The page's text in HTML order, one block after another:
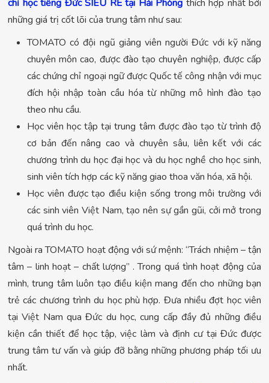
chỉ học tiếng Đức SIÊU RẺ tại Hải Phòng thích hợp nhất bởi
những giá trị cốt lõi của trung tâm như sau:
TOMATO có đội ngũ giảng viên người Đức với kỹ năng
chuyên môn cao, được đào tạo chuyên nghiệp, được cấp
các chứng chỉ ngoại ngữ được Quốc tế công nhận với mục
đích hội nhập toàn cầu hóa từ những mô hình đào tạo
theo nhu cầu.
Học viên học tập tại trung tâm được đào tạo từ trình độ
cơ bản đến nâng cao và chuyên sâu, liên kết với các
chương trình du học đại học và du học nghề cho học sinh,
sinh viên tích hợp các kỹ năng giao thoa văn hóa, xã hội.
Học viên được tạo điều kiện sống trong môi trường với
các sinh viên Việt Nam, tạo nên sự gần gũi, cởi mở trong
quá trình du học.
Ngoài ra TOMATO hoạt động với sứ mệnh: “Trách nhiệm – tận
tâm – linh hoạt – chất lượng” . Trong quá tình hoạt động của
mình, trung tâm luôn tạo điều kiện mang đến cho những bạn
trẻ các chương trình du học phù hợp. Đưa nhiều đợt học viên
tại Việt Nam qua Đức du học, cung cấp đầy đủ những điều
kiện cần thiết để học tập, việc làm và định cư tại Đức được
trung tâm tư vấn và giúp đỡ bằng những phương pháp tối ưu
nhất.